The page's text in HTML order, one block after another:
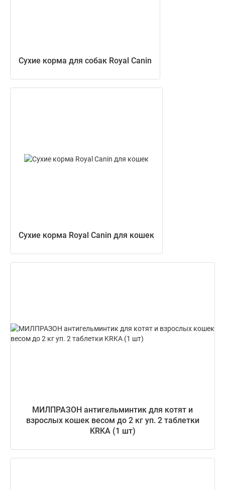
Сухие корма для собак Royal Canin
Сухие корма Royal Canin для кошек
МИЛПРАЗОН антигельминтик для котят и
взрослых кошек весом до 2 кг уп. 2 таблетки
KRKA (1 шт)